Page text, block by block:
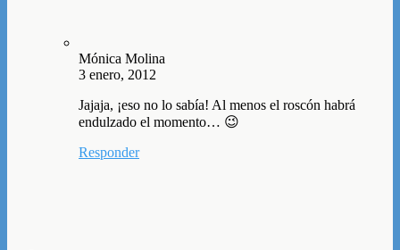
Mónica Molina
3 enero, 2012
Jajaja, ¡eso no lo sabía! Al menos el roscón habrá
endulzado el momento… 😉
Responder